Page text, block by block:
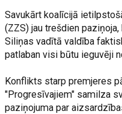
Savukārt koalīcijā
(ZZS) jau trešdien
Siliņas vadītā valdība
patlaban visi būtu ieguvēji
Konflikts starp premjeres
"Progresīvajiem" samilza
paziņojuma par